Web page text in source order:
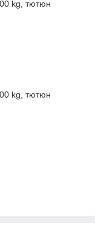
kg, тютюн
kg, тютюн